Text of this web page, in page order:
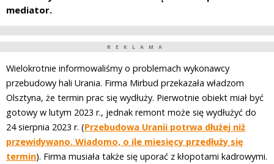
mediator.
REKLAMA
Wielokrotnie informowaliśmy o problemach wykonawcy
przebudowy hali Urania. Firma Mirbud przekazała władzom
Olsztyna, że termin prac się wydłuży. Pierwotnie obiekt miał być
gotowy w lutym 2023 r., jednak remont może się wydłużyć do
24 sierpnia 2023 r. (Przebudowa Uranii potrwa dłużej niż
przewidywano. Wiadomo, o ile miesięcy przedłuży się
termin). Firma musiała także się uporać z kłopotami kadrowymi.